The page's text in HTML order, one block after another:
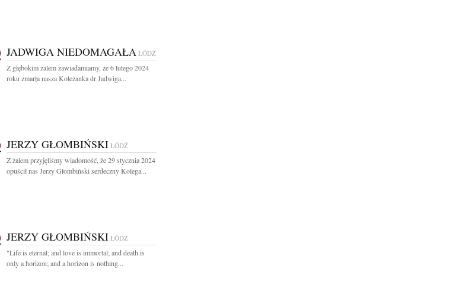
JADWIGA NIEDOMAGAŁA ŁÓDŹ
Z głębokim żalem zawiadamiamy, że 6 lutego 2024
roku zmarła nasza Koleżanka dr Jadwiga...
JERZY GŁOMBIŃSKI ŁÓDŹ
Z żalem przyjęliśmy wiadomość, że 29 stycznia 2024
opuścił nas Jerzy Głombiński serdeczny Kolega...
JERZY GŁOMBIŃSKI ŁÓDŹ
"Life is eternal; and love is immortal; and death is
only a horizon; and a horizon is nothing...